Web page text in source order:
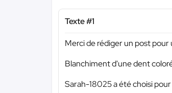
Texte #1
Merci de rédiger un post
Blanchiment d'une dent
Sarah-18025 a été choisi